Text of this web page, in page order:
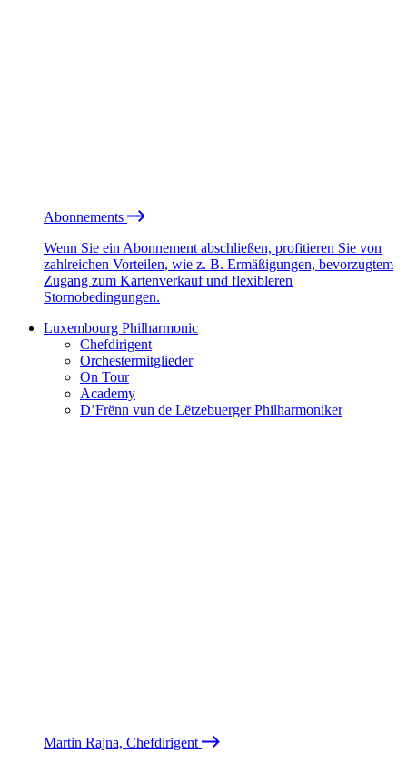
Abonnements
Wenn Sie ein Abonnement abschließen, profitieren Sie von
zahlreichen Vorteilen, wie z. B. Ermäßigungen, bevorzugtem
Zugang zum Kartenverkauf und flexibleren
Stornobedingungen.
Luxembourg Philharmonic
Chefdirigent
Orchestermitglieder
On Tour
Academy
D’Frënn vun de Lëtzebuerger Philharmoniker
Martin Rajna, Chefdirigent